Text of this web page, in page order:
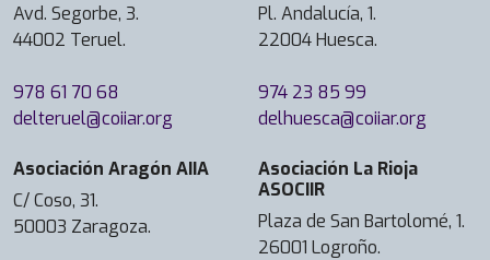
Avd. Segorbe, 3.
44002 Teruel.
978 61 70 68
delteruel@coiiar.org
Pl. Andalucía, 1.
22004 Huesca.
974 23 85 99
delhuesca@coiiar.org
Asociación Aragón AIIA
C/ Coso, 31.
50003 Zaragoza.
Asociación La Rioja
ASOCIIR
Plaza de San Bartolomé, 1.
26001 Logroño.